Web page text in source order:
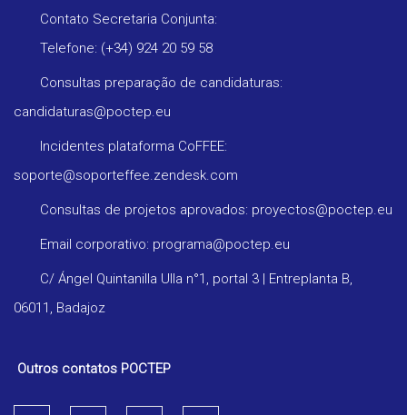
Contato Secretaria Conjunta:
Telefone: (+34) 924 20 59 58
Consultas preparação de candidaturas:
candidaturas@poctep.eu
Incidentes plataforma CoFFEE:
soporte@soporteffee.zendesk.com
Consultas de projetos aprovados: proyectos@poctep.eu
Email corporativo: programa@poctep.eu
C/ Ángel Quintanilla Ulla n°1, portal 3 | Entreplanta B,
06011, Badajoz
Outros contatos POCTEP